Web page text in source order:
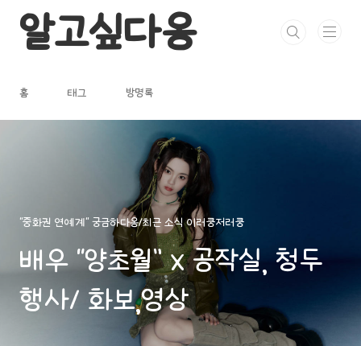
알고싶다옹
홈 태그 방명록
"중화권 연예계" 궁금하다옹/최근 소식 이러쿵저러쿵
배우 “양초월” x 공작실, 청두
행사/ 화보,영상